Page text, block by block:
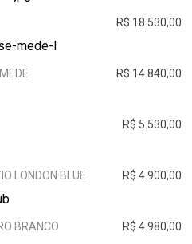
R$ 18.530,00
R$ 14.840,00
R$ 5.530,00
LONDON BLUE R$ 4.900,00
BRANCO R$ 4.980,00